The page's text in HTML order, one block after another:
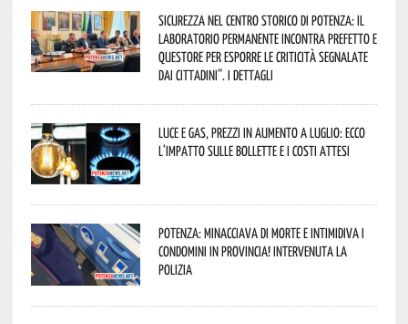
Sicurezza nel Centro Storico di Potenza: il
Laboratorio Permanente incontra Prefetto e
Questore per esporre le criticità segnalate
dai cittadini”. I dettagli
Luce e gas, prezzi in aumento a luglio: ecco
l’impatto sulle bollette e i costi attesi
Potenza: minacciava di morte e intimidiva i
condomini in provincia! Intervenuta la
Polizia